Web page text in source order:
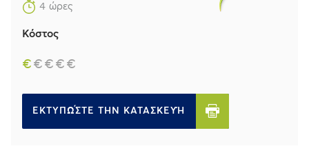
4 ώρες
Κόστος
€ € € € €
ΕΚΤΥΠΏΣΤΕ ΤΗΝ ΚΑΤΑΣΚΕΥΉ